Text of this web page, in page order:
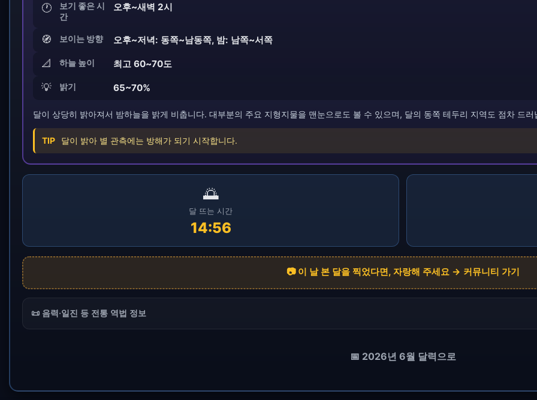
🕐
보기 좋은 시
간
오후~새벽 2시
🧭 보이는 방향 오후~저녁: 동쪽~남동쪽, 밤: 남쪽~서쪽
📐 하늘 높이 최고 60~70도
💡 밝기 65~70%
달이 상당히 밝아져서 밤하늘을 밝게 비춥니다. 대부분의 주요 지형지물을 맨눈으로도 볼 수 있으며, 달의 동쪽 테두리 지역도 점차 드러
TIP 달이 밝아 별 관측에는 방해가 되기 시작합니다.
🌅
달 뜨는 시간
14:56
📷 이 날 본 달을 찍었다면, 자랑해 주세요 → 커뮤니티 가기
📜 음력·일진 등 전통 역법 정보
📅 2026년 6월 달력으로